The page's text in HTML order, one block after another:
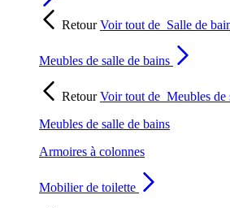
RetourVoir tout de Salle de
Meubles de salle de bains
RetourVoir tout de Meubles de
Meubles de salle de bains
Armoires à colonnes
Mobilier de toilette